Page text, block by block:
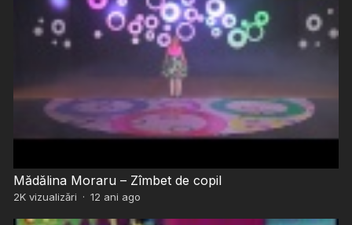
Mădălina Moraru – Zîmbet de copil
2Kvizualizări · 12 ani ago